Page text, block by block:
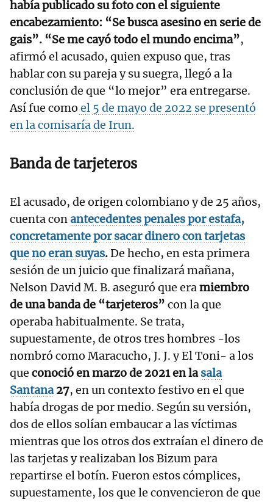
había publicado su foto con el siguiente
encabezamiento: “Se busca asesino en serie de
gais”. “Se me cayó todo el mundo encima”,
afirmó el acusado, quien expuso que, tras
hablar con su pareja y su suegra, llegó a la
conclusión de que “lo mejor” era entregarse.
Así fue como el 5 de mayo de 2022 se presentó
en la comisaría de Irun.
Banda de tarjeteros
El acusado, de origen colombiano y de 25 años,
cuenta conantecedentes penales por estafa,
concretamente por sacar dinero con tarjetas
que no eran suyas.De hecho, en esta primera
sesión de un juicio que finalizará mañana,
Nelson David M. B. aseguró que eramiembro
de una banda de “tarjeteros” con la que
operaba habitualmente. Se trata,
supuestamente, de otros tres hombres -los
nombró como Maracucho, J. J. y El Toni- a los
que conoció en marzo de 2021 en lasala
Santana27, en un contexto festivo en el que
había drogas de por medio. Según su versión,
dos de ellos solían embaucar a las víctimas
mientras que los otros dos extraían el dinero de
las tarjetas y realizaban los Bizum para
repartirse el botín. Fueron estos cómplices,
supuestamente, los que le convencieron de que